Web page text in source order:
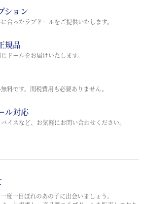
ション
合ったラブドールをご提供いたします。
規品
ドールをお届けいたします。
料です。関税費用も必要ありません。
ル対応
イスなど、お気軽にお問い合わせください。
度一目ぼれのあの子に出会いましょう。